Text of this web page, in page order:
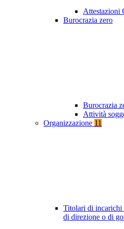
Attestazioni
Burocrazia zero
Burocrazia
Attività
Organizzazione 11
Titolari di incarichi
di direzione o di